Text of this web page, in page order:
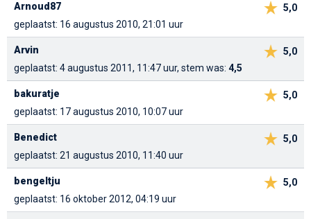
5,0
Arnoud87
geplaatst: 16 augustus 2010, 21:01 uur
5,0
Arvin
geplaatst: 4 augustus 2011, 11:47 uur, stem was: 4,5
5,0
bakuratje
geplaatst: 17 augustus 2010, 10:07 uur
5,0
Benedict
geplaatst: 21 augustus 2010, 11:40 uur
5,0
bengeltju
geplaatst: 16 oktober 2012, 04:19 uur